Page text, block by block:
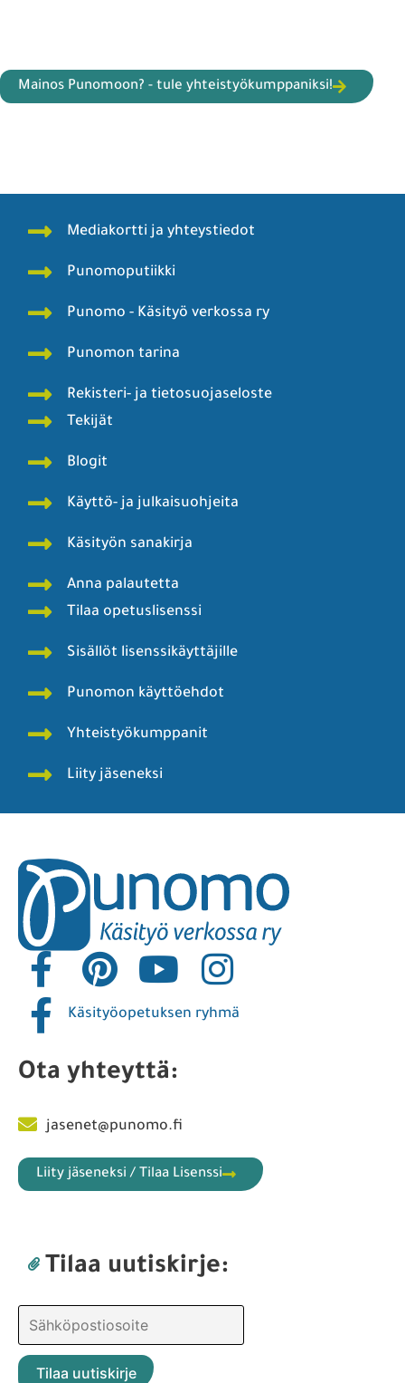
Mainos Punomoon? - tule yhteistyökumppaniksi!
Mediakortti ja yhteystiedot
Punomoputiikki
Punomo - Käsityö verkossa ry
Punomon tarina
Rekisteri- ja tietosuojaseloste
Tekijät
Blogit
Käyttö- ja julkaisuohjeita
Käsityön sanakirja
Anna palautetta
Tilaa opetuslisenssi
Sisällöt lisenssikäyttäjille
Punomon käyttöehdot
Yhteistyökumppanit
Liity jäseneksi
Käsityöopetuksen ryhmä
Ota yhteyttä:
jasenet@punomo.fi
Liity jäseneksi / Tilaa Lisenssi
Tilaa uutiskirje: